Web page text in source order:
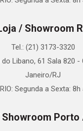
/ Showroom
Tel.: (21) 3173-3320
do Libano, 61 Sala 820
Janeiro/RJ
Segunda a Sexta: 8h
Showroom Porto